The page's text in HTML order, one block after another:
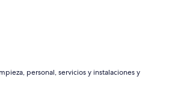
personal, servicios y instalaciones y